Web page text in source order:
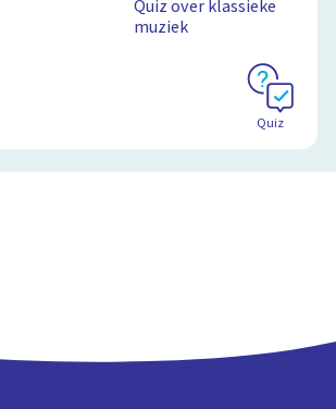
Quiz over klassieke
muziek
Quiz